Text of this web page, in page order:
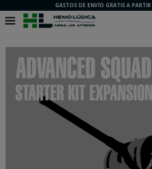
GASTOS DE ENVÍO GRATIS A